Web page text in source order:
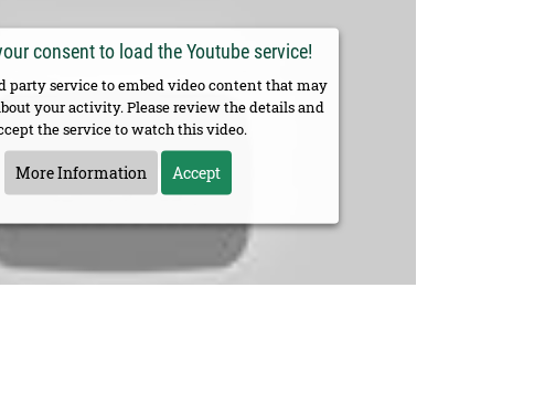
consent to load the Youtube service!
party service to embed video content that may
your activity. Please review the details and
the service to watch this video.
More Information Accept